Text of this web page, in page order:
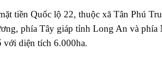
tiền Quốc lộ 22, thuộc xã Tân Phú
phía Tây giáp tỉnh Long An và phía
diện tích 6.000ha.